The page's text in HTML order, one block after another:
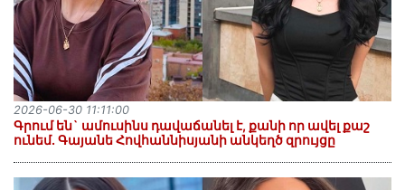
Գրում են` ամուսինս դավաճանել է, քանի որ ավել քաշ
ունեմ. Գայանե Հովհաննիսյանի անկեղծ զրույցը
2026-06-30 11:11:00